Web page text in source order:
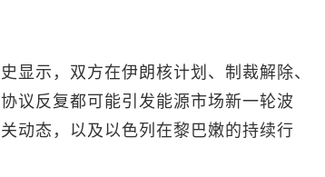
显示，双方在伊朗核计划、制裁解除、
议反复都可能引发能源市场新一轮波
动态，以及以色列在黎巴嫩的持续行